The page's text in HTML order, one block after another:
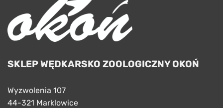
SKLEP WĘDKARSKO ZOOLOGICZNY OKOŃ
Wyzwolenia 107
44-321 Marklowice